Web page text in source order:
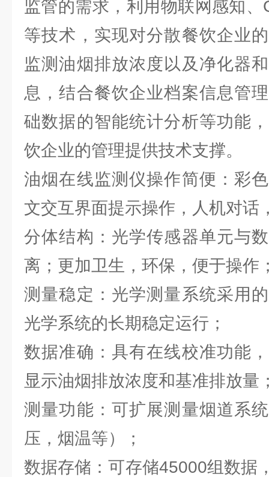
监管的需求，利用物联网感知
等技术，实现对分散餐饮企业
监测油烟排放浓度以及净化器
息，结合餐饮企业档案信息管
础数据的智能统计分析等功能
饮企业的管理提供技术支撑。
油烟在线监测仪操作简便：彩
文交互界面提示操作，人机对话
分体结构：光学传感器单元与
离；更加卫生，环保，便于操作
测量稳定：光学测量系统采用
光学系统的长期稳定运行；
数据准确：具有在线校准功能
显示油烟排放浓度和基准排放量
测量功能：可扩展测量烟道系
压，烟温等）；
数据存储：可存储45000组数据